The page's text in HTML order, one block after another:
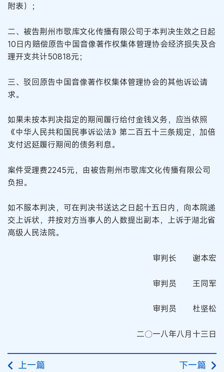
附表）；
二、被告荆州市歌库文化传播有限公司于本判决生效之日起
10日内赔偿原告中国音像著作权集体管理协会经济损失及合
理开支共计50818元；
三、驳回原告中国音像著作权集体管理协会的其他诉讼请
求。
如果未按本判决指定的期间履行给付金钱义务，应当依照
《中华人民共和国民事诉讼法》第二百五十三条规定，加倍
支付迟延履行期间的债务利息。
案件受理费2245元，由被告荆州市歌库文化传播有限公司
负担。
如不服本判决，可在判决书送达之日起十五日内，向本院递
交上诉状，并按对方当事人的人数提出副本，上诉于湖北省
高级人民法院。
审判长 谢本宏
审判员 王同军
审判员 杜坚松
二〇一八年八月十三日
上一篇 下一篇